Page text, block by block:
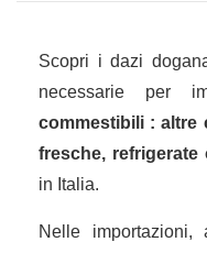
Scopri i dazi
necessarie per
commestibili : altre
fresche,
in Italia.
Nelle